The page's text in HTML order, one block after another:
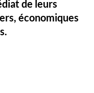
de leurs
économiques